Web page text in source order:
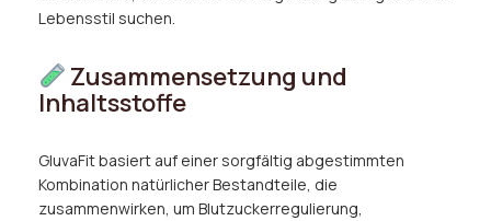
Lebensstil suchen.
Zusammensetzung und
Inhaltsstoffe
GluvaFit basiert auf einer sorgfältig abgestimmten
Kombination natürlicher Bestandteile, die
zusammenwirken, um Blutzuckerregulierung,